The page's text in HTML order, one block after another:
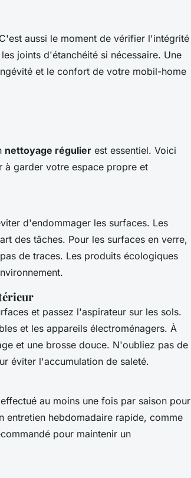
aussi le moment de vérifier l'intégrité
joints d'étanchéité si nécessaire. Une
et le confort de votre mobil-home
nettoyage régulier est essentiel. Voici
à garder votre espace propre et
d'endommager les surfaces. Les
des tâches. Pour les surfaces en verre,
de traces. Les produits écologiques
et passez l'aspirateur sur les sols.
et les appareils électroménagers. À
et une brosse douce. N'oubliez pas de
éviter l'accumulation de saleté.
au moins une fois par saison pour
entretien hebdomadaire rapide, comme
pour maintenir un